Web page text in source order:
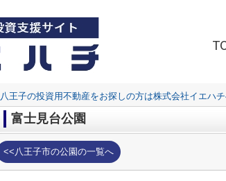
八王子の投資用不動産をお探しの方は株式会社イエハ
富士見台公園
<<八王子市の公園の一覧へ